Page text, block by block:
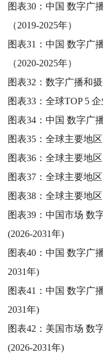
图表30：中国 数字广
（2019-2025年）
图表31：中国 数字广
（2020-2025年）
图表32：数字广播和
图表33：全球TOP 5
图表34：中国 数字广
图表35：全球主要地
图表36：全球主要地
图表37：全球主要地
图表38：全球主要地
图表39：中国市场 数
(2026-2031年)
图表40：中国 数字广
2031年)
图表41：中国 数字广
2031年)
图表42： 美国市场 数
(2026-2031年)